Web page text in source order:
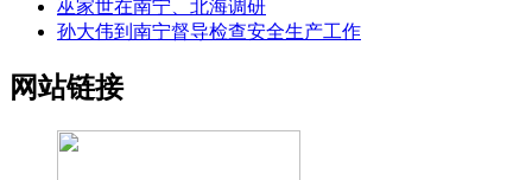
巫家世在南宁、北海调研
孙大伟到南宁督导检查安全生产工作
网站链接